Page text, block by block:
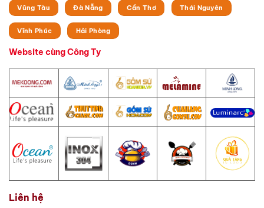
Vũng Tàu Đà Nẵng Cần Thơ Thái Nguyên
Vĩnh Phúc Hải Phòng
Website cùng Công Ty
Liên hệ